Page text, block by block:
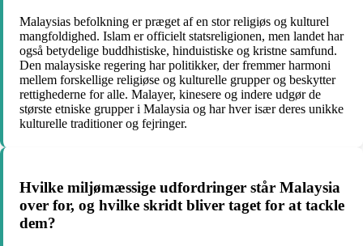
Malaysias befolkning er præget af en stor religiøs og kulturel
mangfoldighed. Islam er officielt statsreligionen, men landet har
også betydelige buddhistiske, hinduistiske og kristne samfund.
Den malaysiske regering har politikker, der fremmer harmoni
mellem forskellige religiøse og kulturelle grupper og beskytter
rettighederne for alle. Malayer, kinesere og indere udgør de
største etniske grupper i Malaysia og har hver især deres unikke
kulturelle traditioner og fejringer.
Hvilke miljømæssige udfordringer står Malaysia
over for, og hvilke skridt bliver taget for at tackle
dem?